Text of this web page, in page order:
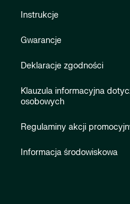
Instrukcje
Gwarancje
Deklaracje zgodności
Klauzula informacyjna
osobowych
Regulaminy akcji
Informacja środowiskowa